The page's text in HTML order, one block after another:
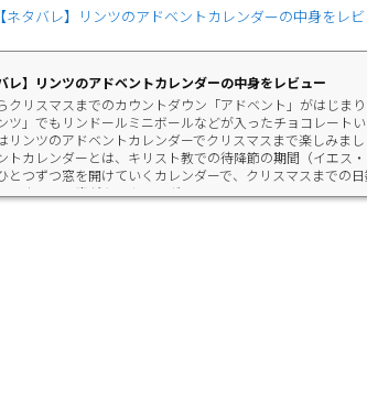
【ネタバレ】リンツのアドベントカレンダーの中身をレ
レ】リンツのアドベントカレンダーの中身をレビュー
クリスマスまでのカウントダウン「アドベント」がはじま
ツ」でもリンドールミニボールなどが入ったチョコレート
リンツのアドベントカレンダーでクリスマスまで楽しみま
トカレンダーとは、キリスト教での待降節の期間（イエス
とつずつ窓を開けていくカレンダーで、クリスマスまでの
日まで24の窓があるカレンダー...